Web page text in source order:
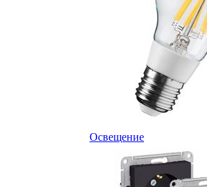
Освещение